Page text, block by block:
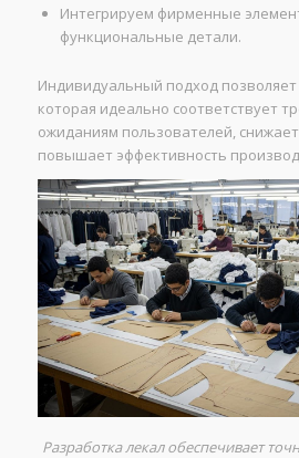
Интегрируем фирменные
функциональные детали.
Индивидуальный подход
которая идеально соответствует
ожиданиям пользователей,
повышает эффективность
Разработка лекал обеспечивает